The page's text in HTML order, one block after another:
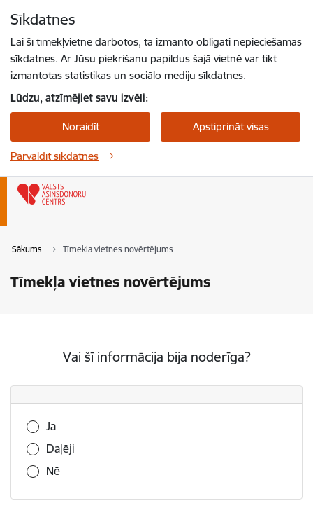
Sīkdatnes
Lai šī tīmekļvietne darbotos, tā izmanto obligāti nepieciešamās
sīkdatnes. Ar Jūsu piekrišanu papildus šajā vietnē var tikt
izmantotas statistikas un sociālo mediju sīkdatnes.
Lūdzu, atzīmējiet savu izvēli:
Noraidīt Apstiprināt visas
Pārvaldīt sīkdatnes
Sākums Tīmekļa vietnes novērtējums
Tīmekļa vietnes novērtējums
Vai šī informācija bija noderīga?
Vai šī informācija bija noderīga?
Jā
Daļēji
Nē